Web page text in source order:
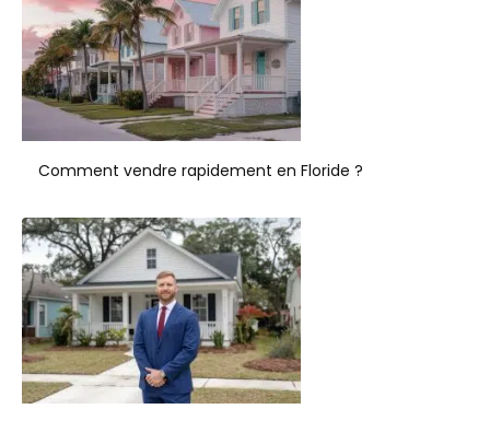
Comment vendre rapidement en Floride ?